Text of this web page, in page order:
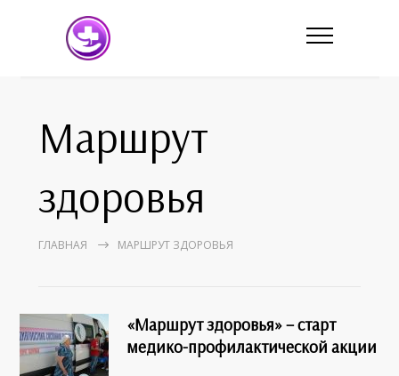
Маршрут
здоровья
ГЛАВНАЯ МАРШРУТ ЗДОРОВЬЯ
«Маршрут здоровья» – старт
медико-профилактической акции